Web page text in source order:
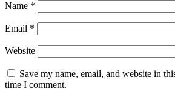
Name *
Email *
Website
Save my name, email, and website in
time I comment.